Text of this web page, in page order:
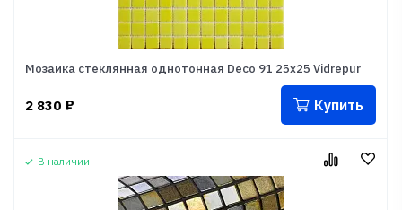
Мозаика стеклянная однотонная Deco 91 25x25 Vidrepur
2 830 ₽ Купить
В наличии